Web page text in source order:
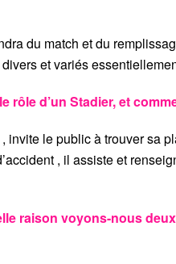
du match et du
et variés
rôle d’un Stadier, et
invite le public à trouver sa
, il assiste et
raison voyons-nous